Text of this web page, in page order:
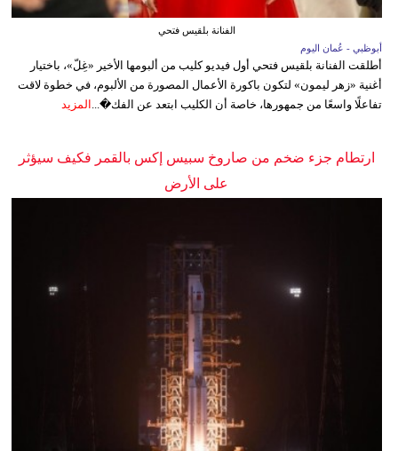
الفنانة بلقيس فتحي
أبوظبي - عُمان اليوم
أطلقت الفنانة بلقيس فتحي أول فيديو كليب من ألبومها الأخير «غِلّ»، باختيار
أغنية «زهر ليمون» لتكون باكورة الأعمال المصورة من الألبوم، في خطوة لاقت
تفاعلًا واسعًا من جمهورها، خاصة أن الكليب ابتعد عن الفك�... المزيد
ارتطام جزء ضخم من صاروخ سبيس إكس بالقمر فكيف سيؤثر
على الأرض